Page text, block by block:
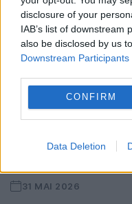
disclosure of your
IAB’s list of downstream
also be disclosed by us
Downstream Participants
CONFIRM
Data Deletion
Monopolul din
interesele de
31 MAI 2026